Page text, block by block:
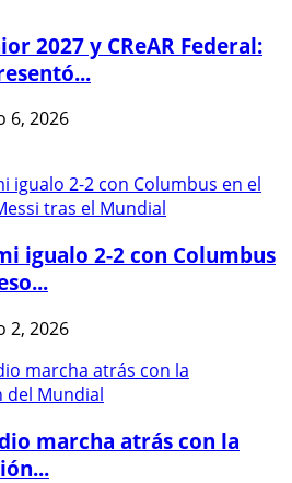
2027 y CReAR Federal:
6, 2026
igualo 2-2 con Columbus
2, 2026
marcha atrás con la